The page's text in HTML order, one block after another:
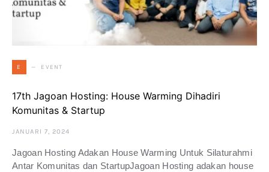
E EVENT
17th Jagoan Hosting: House Warming Dihadiri
Komunitas & Startup
JANUARI 7, 2024
Jagoan Hosting Adakan House Warming Untuk Silaturahmi
Antar Komunitas dan StartupJagoan Hosting adakan house